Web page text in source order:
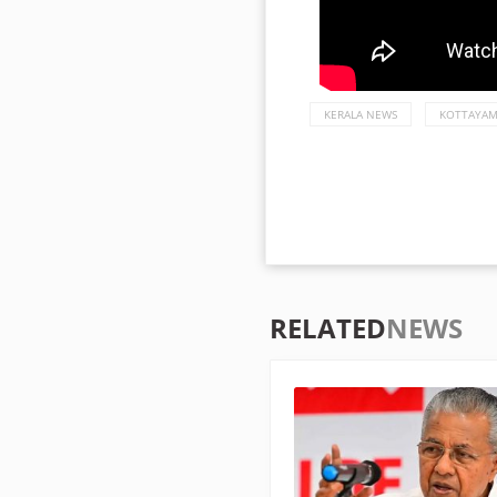
KERALA NEWS KOTTAYAM
RELATEDNEWS